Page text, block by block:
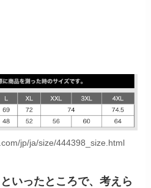
jp/ja/size/444398_size.html
いったところで、考えら